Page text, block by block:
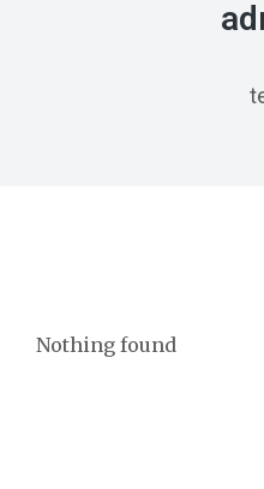
Nothing found